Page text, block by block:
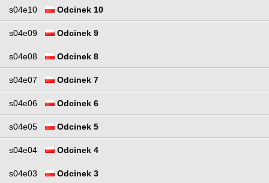
s04e10 Odcinek 10
s04e09 Odcinek 9
s04e08 Odcinek 8
s04e07 Odcinek 7
s04e06 Odcinek 6
s04e05 Odcinek 5
s04e04 Odcinek 4
s04e03 Odcinek 3